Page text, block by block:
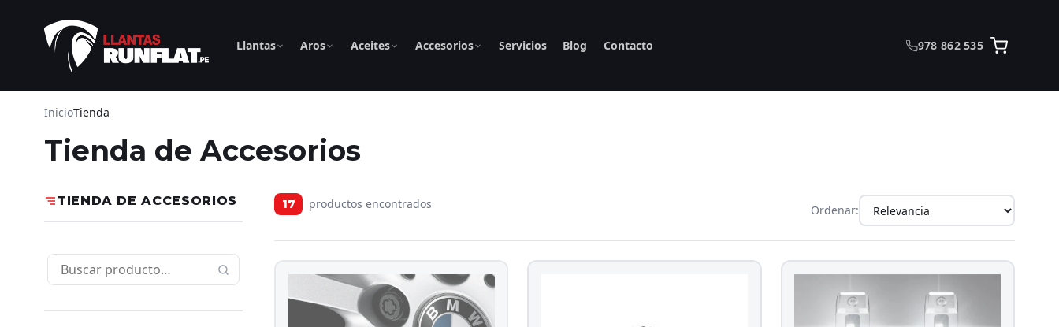
Llantas Aros Aceites Accesorios Servicios Blog Contacto 978 862 535
InicioTienda
Tienda de Accesorios
TIENDA DE ACCESORIOS 17 productos encontrados Ordenar: